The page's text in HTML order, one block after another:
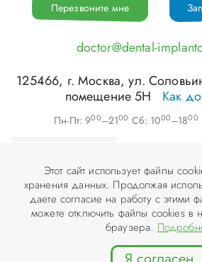
Перезвоните мне
doctor@dental-
125466, г.Москва,ул.
помещение 5Н
Как
Пн-Пт: 900–2100 Сб: 1000–1800
©ООО «АПЕКС-Д»,
© Разработка и дизайн сайта «
Этот сайт использует файлы
хранения данных. Продолжая
даете согласие на работу с этими
можете отключить файлы cookies в
браузера.